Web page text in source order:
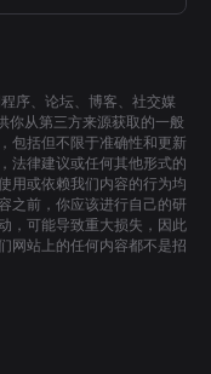
序、论坛、博客、社交媒
你从第三方来源获取的一般
包括但不限于准确性和更新
法律建议或任何其他形式的
用或依赖我们内容的行为均
之前，你应该进行自己的研
，可能导致重大损失，因此
网站上的任何内容都不是招